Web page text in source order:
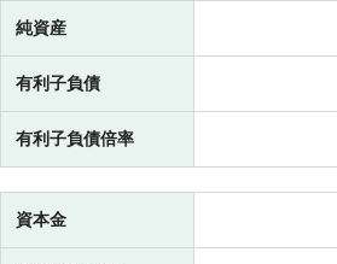
純資産
有利子負債
有利子負債倍率
資本金